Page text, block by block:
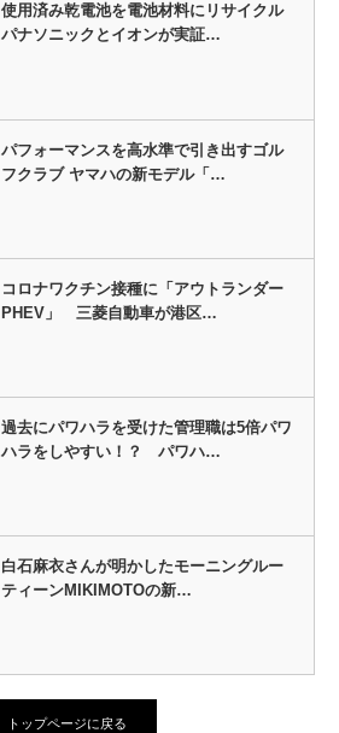
使用済み乾電池を電池材料にリサイクル
パナソニックとイオンが実証…
パフォーマンスを高水準で引き出すゴル
フクラブ ヤマハの新モデル「…
コロナワクチン接種に「アウトランダー
PHEV」 三菱自動車が港区…
過去にパワハラを受けた管理職は5倍パワ
ハラをしやすい！？ パワハ…
白石麻衣さんが明かしたモーニングルー
ティーンMIKIMOTOの新…
トップページに戻る